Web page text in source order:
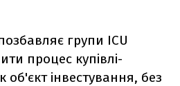
групи ICU
процес купівлі-
інвестування, без